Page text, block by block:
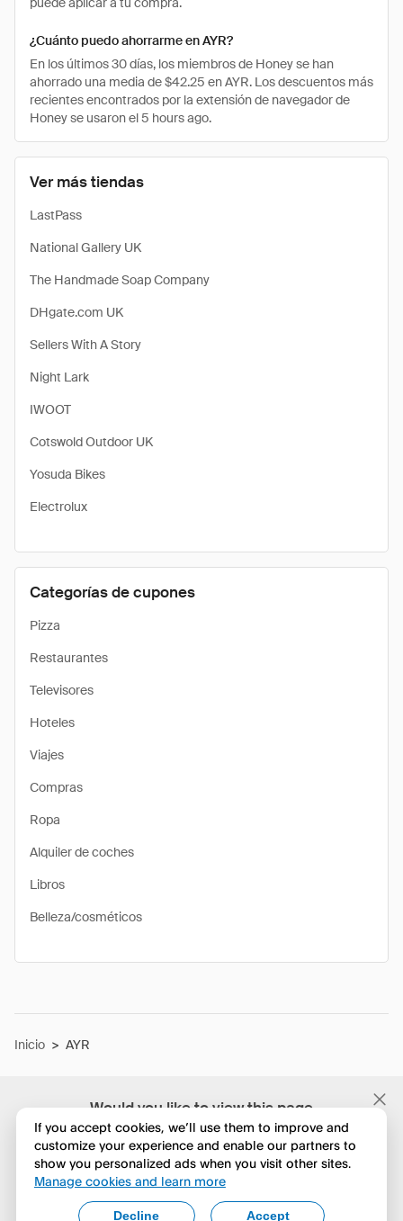
Would you like to view this page
in English?
No, seguir navegando
Yes, change to English
Ver más tiendas
LastPass
National Gallery UK
The Handmade Soap Company
DHgate.com UK
Sellers With A Story
Night Lark
IWOOT
Cotswold Outdoor UK
Yosuda Bikes
Electrolux
Categorías de cupones
Pizza
Restaurantes
Televisores
Hoteles
Viajes
Compras
Ropa
Alquiler de coches
Libros
Belleza/cosméticos
¿Cuánto puedo ahorrarme en AYR?
En los últimos 30 días, los miembros de Honey se han
ahorrado una media de $42.25 en AYR. Los descuentos más
recientes encontrados por la extensión de navegador de
Honey se usaron el 5 hours ago.
Inicio > AYR
If you accept cookies, we’ll use them to improve and
customize your experience and enable our partners to
show you personalized ads when you visit other sites.
Manage cookies and learn more
Accept
Decline